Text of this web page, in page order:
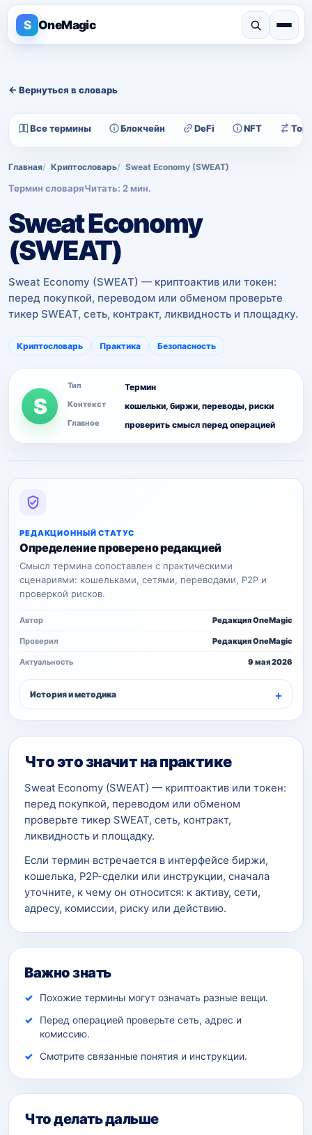
S OneMagic
← Вернуться в словарь
Все термины Блокчейн DeFi NFT
Главная Криптословарь Sweat Economy (SWEAT)
Термин словаряЧитать: 2 мин.
Sweat Economy
(SWEAT)
Sweat Economy (SWEAT) — криптоактив или токен:
перед покупкой, переводом или обменом проверьте
тикер SWEAT, сеть, контракт, ликвидность и площадку.
Криптословарь Практика Безопасность
S
Тип Термин
Контекст кошельки, биржи, переводы, риски
Главное проверить смысл перед операцией
РЕДАКЦИОННЫЙ СТАТУС
Определение проверено редакцией
Смысл термина сопоставлен с практическими
сценариями: кошельками, сетями, переводами, P2P и
проверкой рисков.
Автор Редакция OneMagic
Проверил Редакция OneMagic
Актуальность 9 мая 2026
История и методика
Что это значит на практике
Sweat Economy (SWEAT) — криптоактив или токен:
перед покупкой, переводом или обменом
проверьте тикер SWEAT, сеть, контракт,
ликвидность и площадку.
Если термин встречается в интерфейсе биржи,
кошелька, P2P-сделки или инструкции, сначала
уточните, к чему он относится: к активу, сети,
адресу, комиссии, риску или действию.
Важно знать
Похожие термины могут означать разные вещи.
Перед операцией проверьте сеть, адрес и
комиссию.
Смотрите связанные понятия и инструкции.
Что делать дальше